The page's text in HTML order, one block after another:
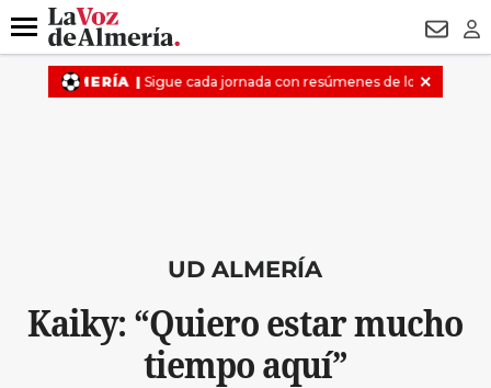
DESTACADO
Menú
UD ALMERÍA
Kaiky: “Quiero estar mucho
tiempo aquí”